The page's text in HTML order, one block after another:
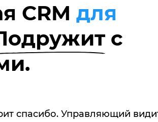
CRM для
с
спасибо. Управляющий